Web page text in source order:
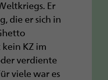
Er
die er sich in
KZ im
verdiente
viele war es